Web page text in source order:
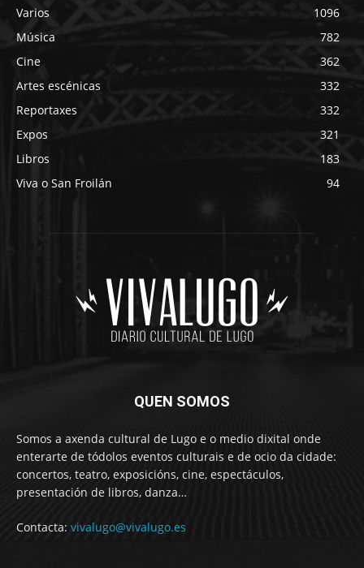
Varios
1096
Música
782
Cine
362
Artes escénicas
332
Reportaxes
332
Expos
321
Libros
183
Viva o San Froilán
94
QUEN SOMOS
Somos a axenda cultural de Lugo e o medio dixital onde
enterarte de tódolos eventos culturais e de ocio da cidade:
concertos, teatro, exposicións, cine, espectáculos,
presentación de libros, danza…
Contacta: vivalugo@vivalugo.es